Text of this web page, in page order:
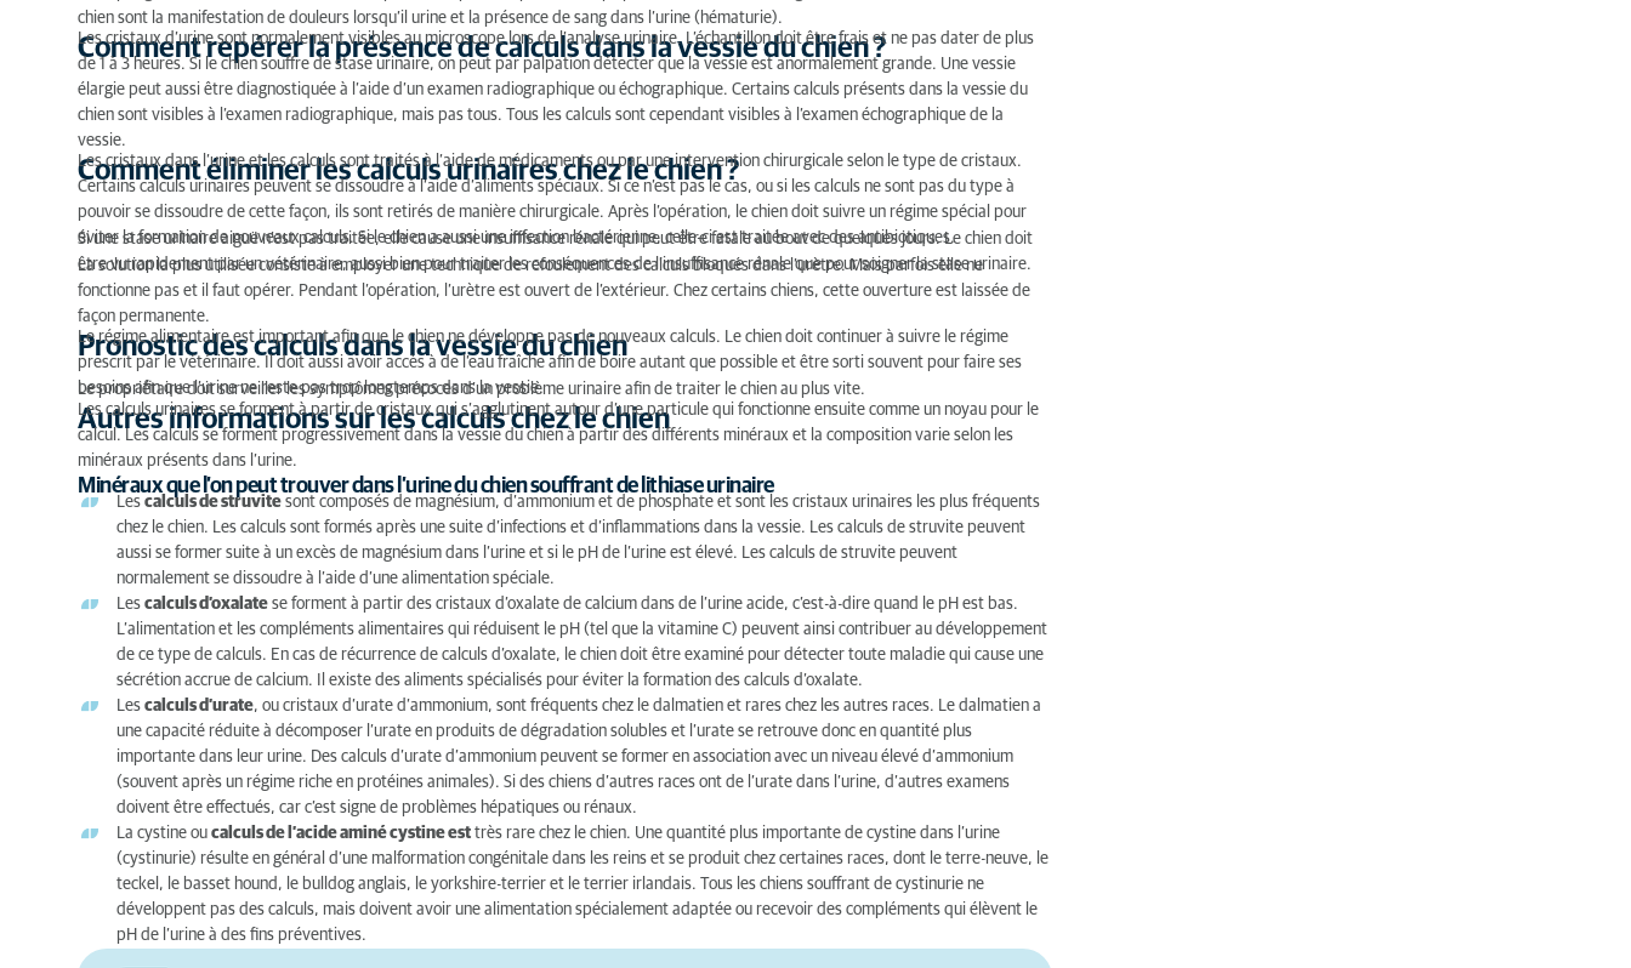
chien sont la manifestation de douleurs lorsqu’il urine et la présence de sang dans l’urine (hématurie).
Comment repérer la présence de calculs dans la vessie du chien ?
Les cristaux d’urine sont normalement visibles au microscope lors de l’analyse urinaire. L’échantillon doit être frais et ne pas dater de plus
de 1 à 3 heures. Si le chien souffre de stase urinaire, on peut par palpation détecter que la vessie est anormalement grande. Une vessie
élargie peut aussi être diagnostiquée à l’aide d’un examen radiographique ou échographique. Certains calculs présents dans la vessie du
chien sont visibles à l’examen radiographique, mais pas tous. Tous les calculs sont cependant visibles à l’examen échographique de la
vessie.
Comment éliminer les calculs urinaires chez le chien ?
Les cristaux dans l’urine et les calculs sont traités à l’aide de médicaments ou par une intervention chirurgicale selon le type de cristaux.
Certains calculs urinaires peuvent se dissoudre à l’aide d’aliments spéciaux. Si ce n’est pas le cas, ou si les calculs ne sont pas du type à
pouvoir se dissoudre de cette façon, ils sont retirés de manière chirurgicale. Après l’opération, le chien doit suivre un régime spécial pour
éviter la formation de nouveaux calculs. Si le chien a aussi une infection bactérienne, celle-ci est traitée avec des antibiotiques.
Si une stase urinaire aiguë n’est pas traitée, elle cause une insuffisance rénale qui peut être fatale au bout de quelques jours. Le chien doit
être vu rapidement par un vétérinaire, aussi bien pour traiter les conséquences de l’insuffisance rénale que pour soigner la stase urinaire.
La solution la plus utilisée consiste à employer une technique de refoulement des calculs bloqués dans l’urètre. Mais parfois elle ne
fonctionne pas et il faut opérer. Pendant l’opération, l’urètre est ouvert de l’extérieur. Chez certains chiens, cette ouverture est laissée de
façon permanente.
Pronostic des calculs dans la vessie du chien
Le régime alimentaire est important afin que le chien ne développe pas de nouveaux calculs. Le chien doit continuer à suivre le régime
prescrit par le vétérinaire. Il doit aussi avoir accès à de l’eau fraîche afin de boire autant que possible et être sorti souvent pour faire ses
besoins afin que l’urine ne reste pas trop longtemps dans la vessie.
Le propriétaire doit surveiller les symptômes précoces d’un problème urinaire afin de traiter le chien au plus vite.
Autres informations sur les calculs chez le chien
Les calculs urinaires se forment à partir de cristaux qui s’agglutinent autour d’une particule qui fonctionne ensuite comme un noyau pour le
calcul. Les calculs se forment progressivement dans la vessie du chien à partir des différents minéraux et la composition varie selon les
minéraux présents dans l’urine.
Minéraux que l’on peut trouver dans l’urine du chien souffrant de lithiase urinaire
Les calculs de struvite sont composés de magnésium, d’ammonium et de phosphate et sont les cristaux urinaires les plus fréquents
chez le chien. Les calculs sont formés après une suite d’infections et d’inflammations dans la vessie. Les calculs de struvite peuvent
aussi se former suite à un excès de magnésium dans l’urine et si le pH de l’urine est élevé. Les calculs de struvite peuvent
normalement se dissoudre à l’aide d’une alimentation spéciale.
Les calculs d’oxalate se forment à partir des cristaux d’oxalate de calcium dans de l’urine acide, c’est-à-dire quand le pH est bas.
L’alimentation et les compléments alimentaires qui réduisent le pH (tel que la vitamine C) peuvent ainsi contribuer au développement
de ce type de calculs. En cas de récurrence de calculs d’oxalate, le chien doit être examiné pour détecter toute maladie qui cause une
sécrétion accrue de calcium. Il existe des aliments spécialisés pour éviter la formation des calculs d’oxalate.
Les calculs d’urate, ou cristaux d’urate d’ammonium, sont fréquents chez le dalmatien et rares chez les autres races. Le dalmatien a
une capacité réduite à décomposer l’urate en produits de dégradation solubles et l’urate se retrouve donc en quantité plus
importante dans leur urine. Des calculs d’urate d’ammonium peuvent se former en association avec un niveau élevé d’ammonium
(souvent après un régime riche en protéines animales). Si des chiens d’autres races ont de l’urate dans l’urine, d’autres examens
doivent être effectués, car c’est signe de problèmes hépatiques ou rénaux.
La cystine ou calculs de l’acide aminé cystine est très rare chez le chien. Une quantité plus importante de cystine dans l’urine
(cystinurie) résulte en général d’une malformation congénitale dans les reins et se produit chez certaines races, dont le terre-neuve, le
teckel, le basset hound, le bulldog anglais, le yorkshire-terrier et le terrier irlandais. Tous les chiens souffrant de cystinurie ne
développent pas des calculs, mais doivent avoir une alimentation spécialement adaptée ou recevoir des compléments qui élèvent le
pH de l’urine à des fins préventives.